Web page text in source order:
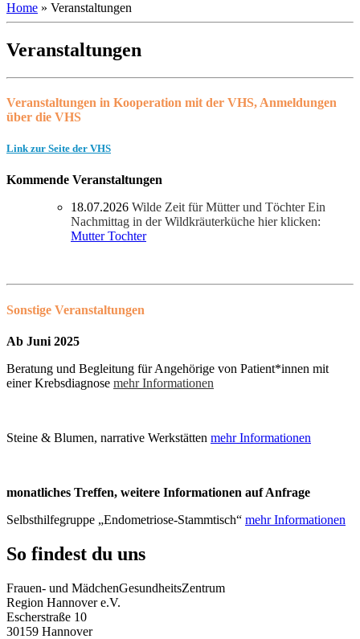
Home » Veranstaltungen
Veranstaltungen
Veranstaltungen in Kooperation mit der VHS, Anmeldungen
über die VHS
Link zur Seite der VHS
Kommende Veranstaltungen
18.07.2026 Wilde Zeit für Mütter und Töchter Ein
Nachmittag in der Wildkräuterküche hier klicken:
Mutter Tochter
Sonstige Veranstaltungen
Ab Juni 2025
Beratung und Begleitung für Angehörige von Patient*innen mit
einer Krebsdiagnose mehr Informationen
Steine & Blumen, narrative Werkstätten mehr Informationen
monatliches Treffen, weitere Informationen auf Anfrage
Selbsthilfegruppe „Endometriose-Stammtisch“ mehr Informationen
So findest du uns
Frauen- und MädchenGesundheitsZentrum
Region Hannover e.V.
Escherstraße 10
30159 Hannover